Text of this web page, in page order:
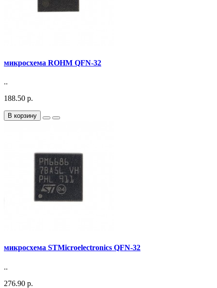
микросхема ROHM QFN-32
..
188.50 р.
В корзину
микросхема STMicroelectronics QFN-32
..
276.90 р.